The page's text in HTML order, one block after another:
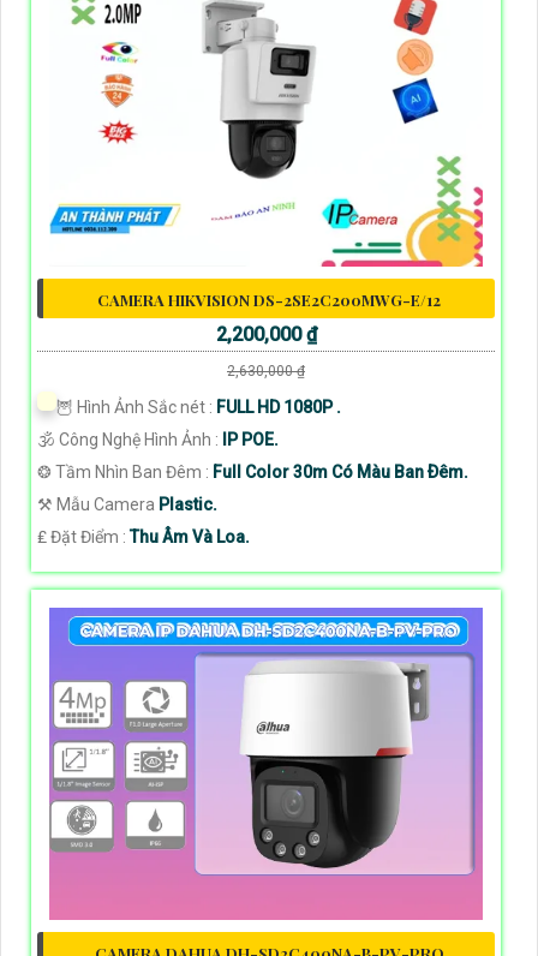
CAMERA HIKVISION DS-2SE2C200MWG-E/12
2,200,000 ₫
2,630,000 ₫
🦉 Hình Ảnh Sắc nét : FULL HD 1080P .
🕉️ Công Nghệ Hình Ảnh :
IP POE.
❂ Tầm Nhìn Ban Đêm : Full Color 30m Có Màu Ban Ðêm.
⚒ Mẫu Camera Plastic.
️₤ Đặt Điểm :Thu Âm Và Loa.